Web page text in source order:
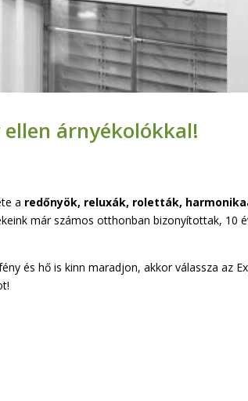
árnyékolókkal!
a redőnyök, reluxák, roletták,
már számos otthonban bizonyítottak, 10
és hő is kinn maradjon, akkor válassza az